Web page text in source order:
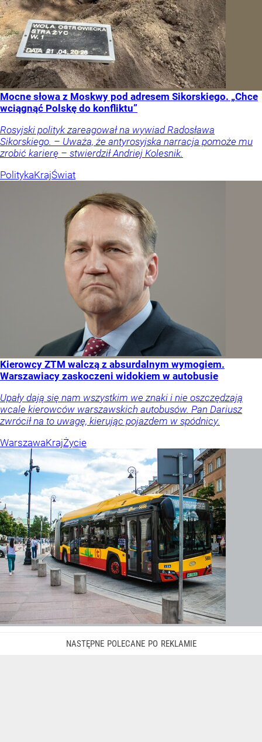
Mocne słowa z Moskwy pod adresem Sikorskiego. „Chce
wciągnąć Polskę do konfliktu”
Rosyjski polityk zareagował na wywiad Radosława
Sikorskiego. – Uważa, że antyrosyjska narracja pomoże mu
zrobić karierę – stwierdził Andriej Kolesnik.
PolitykaKrajŚwiat
Kierowcy ZTM walczą z absurdalnym wymogiem.
Warszawiacy zaskoczeni widokiem w autobusie
Upały dają się nam wszystkim we znaki i nie oszczędzają
wcale kierowców warszawskich autobusów. Pan Dariusz
zwrócił na to uwagę, kierując pojazdem w spódnicy.
WarszawaKrajŻycie